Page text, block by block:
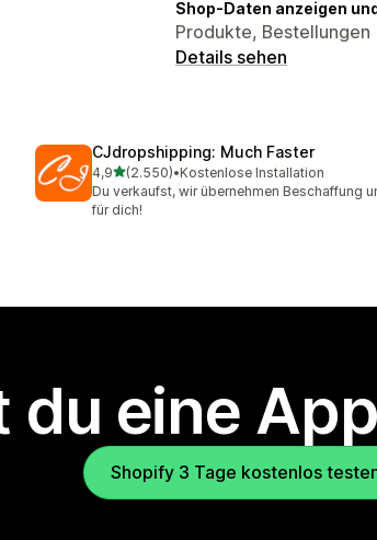
Shop-Daten anzeigen
Produkte, Bestellungen
Details sehen
CJdropshipping: Much Faster
4,9von 5 Sternen
(2.550)
2550 Rezensionen insgesamt
•Kostenlose Installation
Du verkaufst, wir übernehmen Beschaffung
für dich!
du eine
Shopify 3 Tage kostenlos